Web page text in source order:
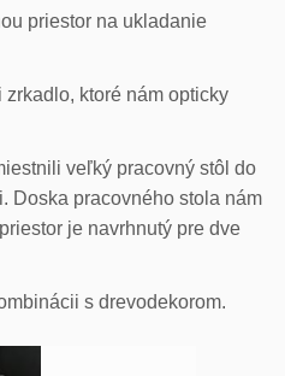
priestor na ukladanie
ktoré nám opticky
veľký pracovný stôl do
Doska pracovného stola nám
je navrhnutý pre dve
s drevodekorom.